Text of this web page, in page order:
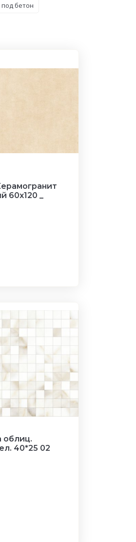
бетон
60x120 _
облиц.
40*25 02